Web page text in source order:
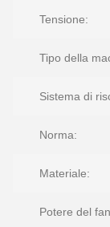
Tensione:
Tipo della
Sistema di
Norma:
Materiale:
Potere del